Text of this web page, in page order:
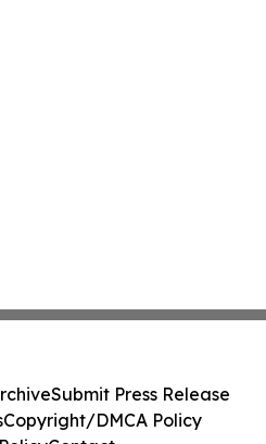
Submit Press Release
Copyright/DMCA Policy